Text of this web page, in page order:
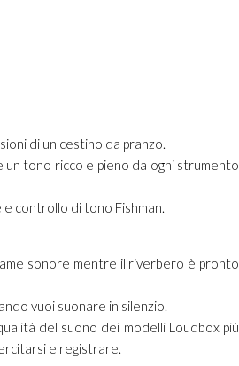
di un cestino da pranzo.
un tono ricco e pieno da ogni strumento
controllo di tono Fishman.
sonore mentre il riverbero è pronto
vuoi suonare in silenzio.
del suono dei modelli Loudbox più
e registrare.